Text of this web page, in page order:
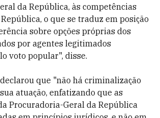
da República, às competências
o que se traduz em posição
sobre opções próprias dos
por agentes legitimados
voto popular", disse.
que "não há criminalização
atuação, enfatizando que as
Procuradoria-Geral da República